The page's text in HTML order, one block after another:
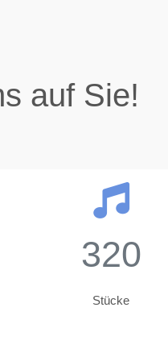
auf Sie!
320
Stücke